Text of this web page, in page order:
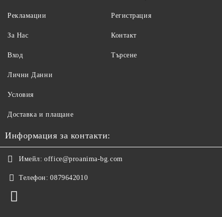
Рекламации
За Нас
Вход
Регистрация
Контакт
Търсене
Лични Данни
Условия
Доставка и плащане
Информация за контакти:
Имейл: office@proanima-bg.com
Телефон: 0879642010